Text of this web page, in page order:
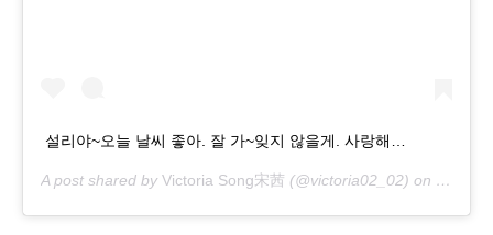
설리야~오늘 날씨 좋아. 잘 가~잊지 않을게. 사랑해…
A post shared by Victoria Song宋茜 (@victoria02_02) on Oct 16,